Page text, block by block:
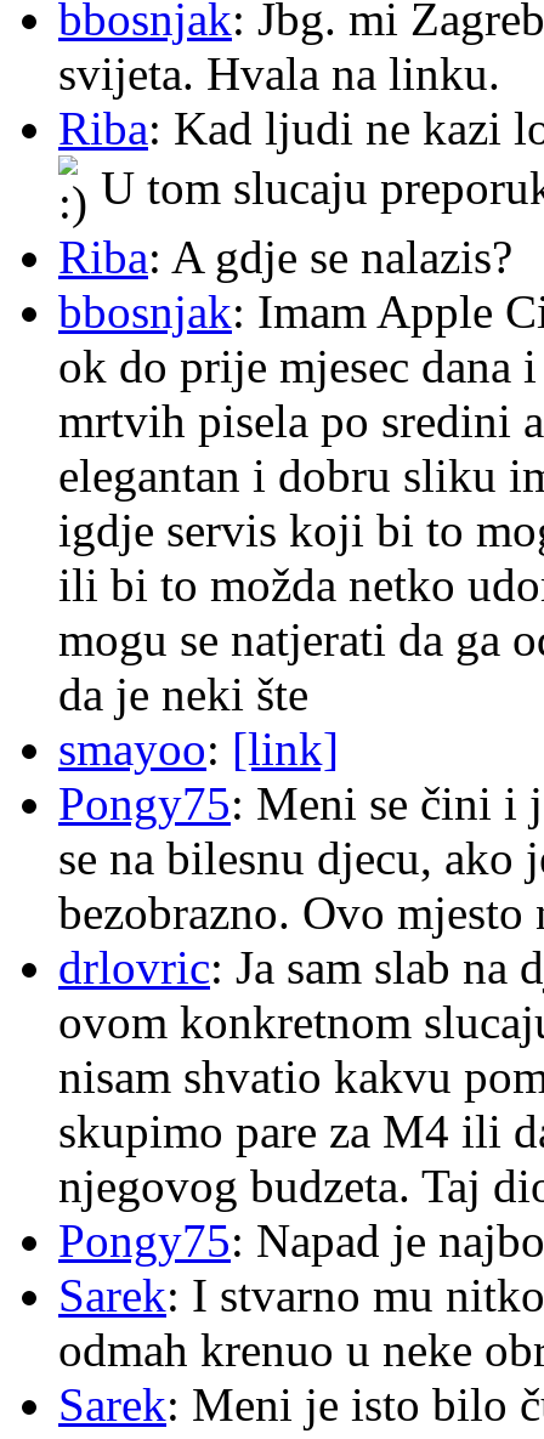
bbosnjak: Jbg. mi
svijeta. Hvala na linku.
Riba: Kad ljudi ne kazi
U tom slucaju
Riba: A gdje se nalazis?
bbosnjak: Imam Apple
ok do prije mjesec dana
mrtvih pisela po sredini
elegantan i dobru sliku
igdje servis koji bi to
ili bi to možda netko
mogu se natjerati da ga
da je neki šte
smayoo: [link]
Pongy75: Meni se čini i
se na bilesnu djecu, ako
bezobrazno. Ovo
drlovric: Ja sam slab na
ovom konkretnom
nisam shvatio kakvu
skupimo pare za M4 ili
njegovog budzeta. Taj
Pongy75: Napad je
Sarek: I stvarno mu
odmah krenuo u neke
Sarek: Meni je isto bilo